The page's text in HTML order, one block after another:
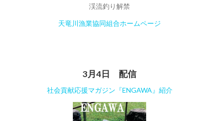
渓流釣り解禁
天竜川漁業協同組合ホームページ
3月4日 配信
社会貢献応援マガジン『ENGAWA』紹介